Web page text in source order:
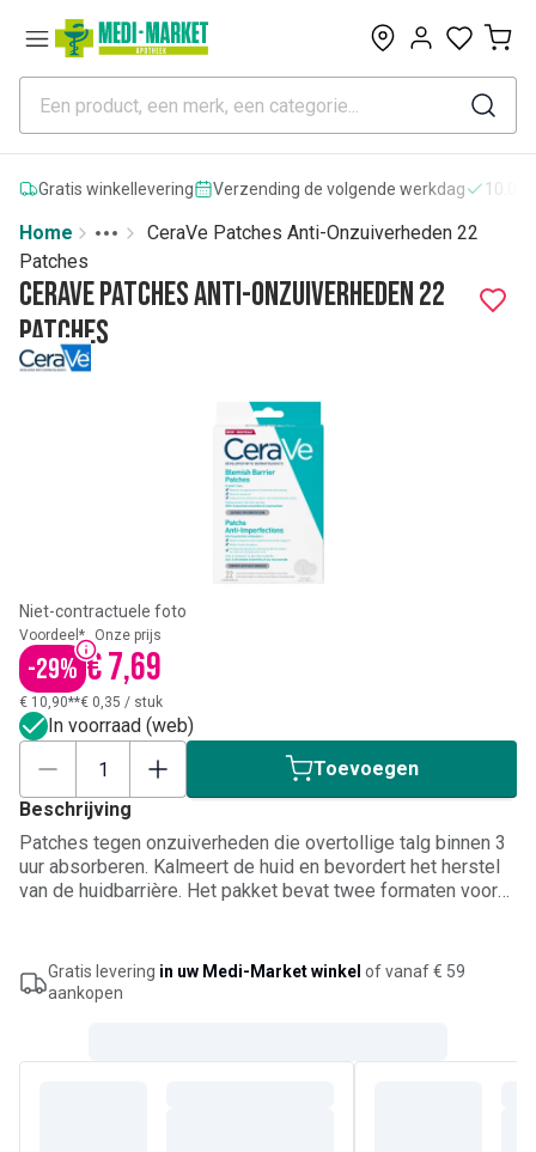
0
Gratis winkellevering Verzending de volgende werkdag
Home
More
Toggle menu
CeraVe Patches Anti-Onzuiverheden 22
Patches
CeraVe Patches Anti-Onzuiverheden 22
Patches
Niet-contractuele foto
Voordeel*
-29%
Onze prijs
€ 7,69
€ 10,90**€ 0,35 / stuk
In voorraad (web)
Toevoegen
Beschrijving
Patches tegen onzuiverheden die overtollige talg binnen 3
uur absorberen. Kalmeert de huid en bevordert het herstel
van de huidbarrière. Het pakket bevat twee formaten voor
Gratis levering in uw Medi-Market winkel of vanaf € 59
aankopen